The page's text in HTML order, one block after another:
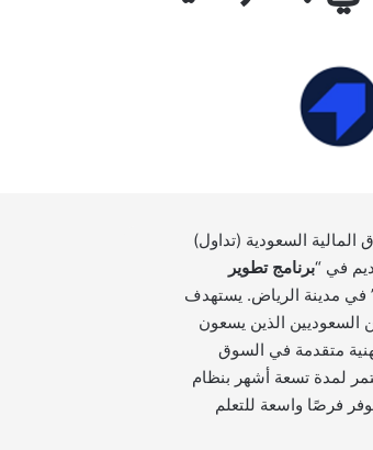
السعودية (تداول)
في “برنامج تطوير
في مدينة الرياض. يستهدف
السعوديين الذين يسعون
متقدمة في السوق
لمدة تسعة أشهر بنظام
فرصًا واسعة للتعلم